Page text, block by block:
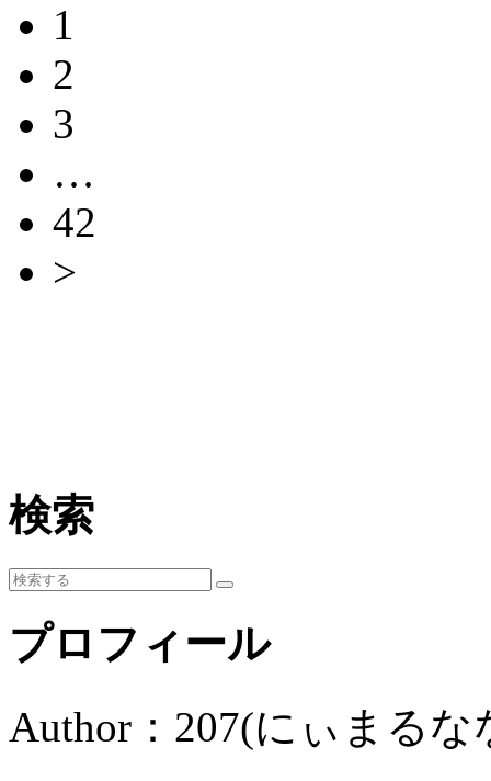
1
2
3
…
42
>
検索
プロフィール
Author：207(にぃまるな